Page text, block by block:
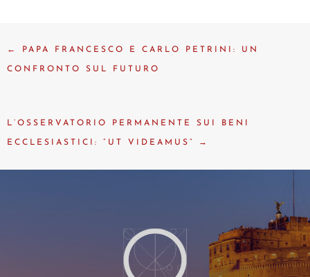
← PAPA FRANCESCO E CARLO PETRINI: UN
CONFRONTO SUL FUTURO
L’OSSERVATORIO PERMANENTE SUI BENI
ECCLESIASTICI: “UT VIDEAMUS” →